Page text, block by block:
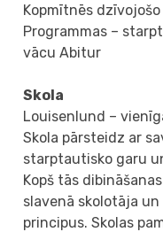
Kopmītnēs
Programmas –
vācu Abitur
Skola
Louisenlund –
Skola pārsteidz ar
starptautisko garu
Kopš tās
slavenā skolotāja
principus. Skolas